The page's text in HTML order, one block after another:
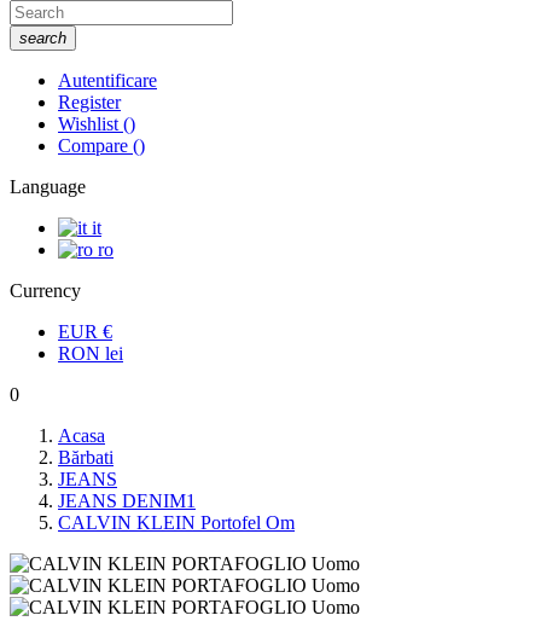
search
Autentificare
Register
Wishlist ()
Compare ()
Language
it
ro
Currency
EUR €
RON lei
0
Acasa
Bărbati
JEANS
JEANS DENIM1
CALVIN KLEIN Portofel Om